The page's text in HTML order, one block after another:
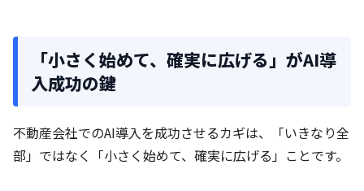
「小さく始めて、確実に広げる」がAI導
入成功の鍵
不動産会社でのAI導入を成功させるカギは、「いきなり全
部」ではなく「小さく始めて、確実に広げる」ことです。